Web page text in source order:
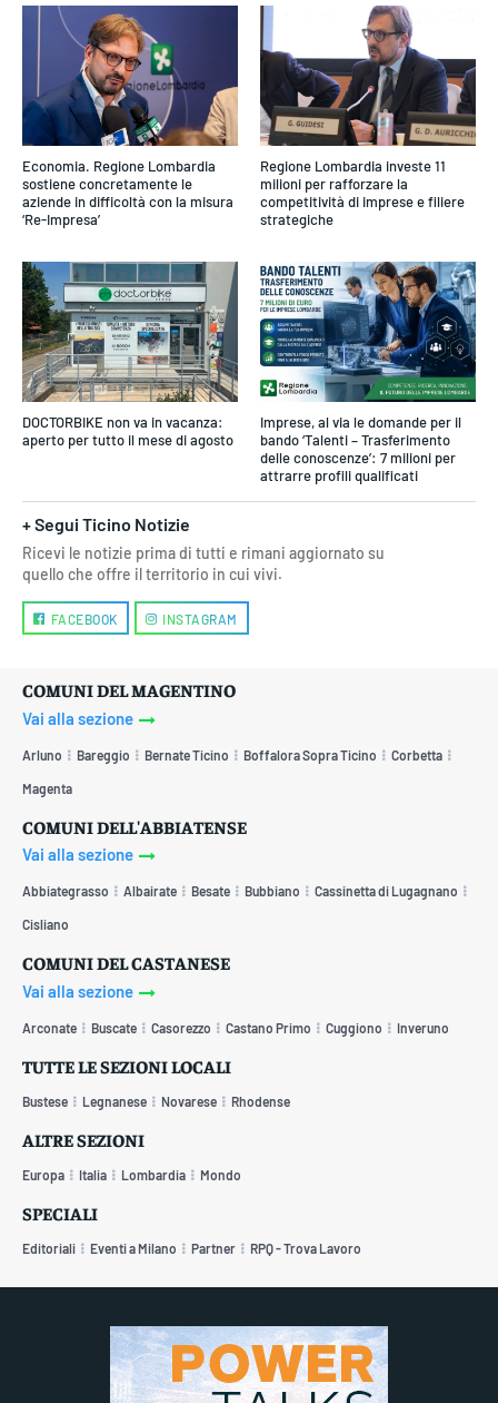
Economia. Regione Lombardia
sostiene concretamente le
aziende in difficoltà con la misura
‘Re-Impresa’
DOCTORBIKE non va in vacanza:
aperto per tutto il mese di agosto
Regione Lombardia investe 11
milioni per rafforzare la
competitività di imprese e filiere
strategiche
Imprese, al via le domande per il
bando ‘Talenti – Trasferimento
delle conoscenze’: 7 milioni per
attrarre profili qualificati
+ Segui Ticino Notizie
Ricevi le notizie prima di tutti e rimani aggiornato su
quello che offre il territorio in cui vivi.
FACEBOOK INSTAGRAM
COMUNI DEL MAGENTINO
Vai alla sezione
Arluno Bareggio Bernate Ticino Boffalora Sopra Ticino Corbetta
Magenta
COMUNI DELL'ABBIATENSE
Vai alla sezione
Abbiategrasso Albairate Besate Bubbiano Cassinetta di Lugagnano
Cisliano
COMUNI DEL CASTANESE
Vai alla sezione
Arconate Buscate Casorezzo Castano Primo Cuggiono Inveruno
TUTTE LE SEZIONI LOCALI
Bustese Legnanese Novarese Rhodense
ALTRE SEZIONI
Europa Italia Lombardia Mondo
SPECIALI
Editoriali Eventi a Milano Partner RPQ - Trova Lavoro